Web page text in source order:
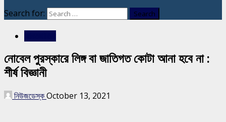
Search for:
নোবেল পুরস্কারে লিঙ্গ বা জাতিগত কোটা আনা হবে না :
শীর্ষ বিজ্ঞানী
নিউজডেস্কOctober 13, 2021